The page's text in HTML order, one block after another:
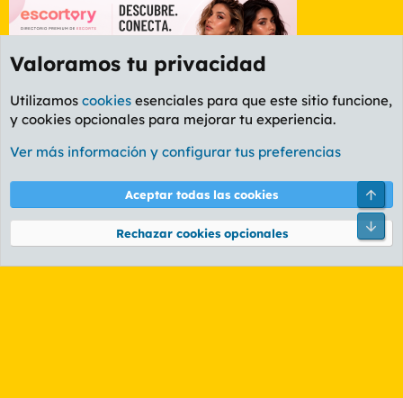
Etiquetas
Cookies
PL OLDSTYLE AMARILLO
Términos y reglas Política de privacidad Ayuda
Community platform by XenForo® © 2010-2026 XenForo Ltd.
Valoramos tu privacidad
Utilizamos cookies esenciales para que este sitio funcione,
y cookies opcionales para mejorar tu experiencia.
Ver más información y configurar tus preferencias
Aceptar todas las cookies
Rechazar cookies opcionales
Pie